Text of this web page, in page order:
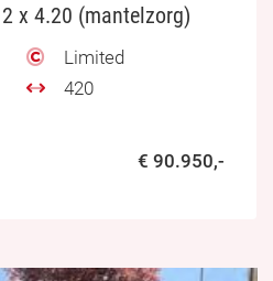
x 4.20 (mantelzorg)
Limited
420
€ 90.950,-